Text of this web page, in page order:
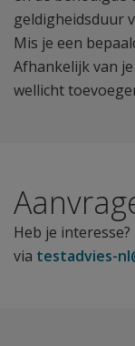
geldigheidsduur
Mis je een
Afhankelijk van
wellicht
Heb je
via testadvies-